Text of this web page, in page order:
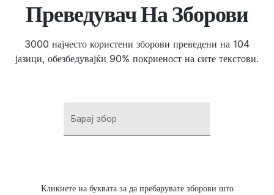
Преведувач На Зборови
3000 најчесто користени зборови преведени на 104
јазици, обезбедувајќи 90% покриеност на сите текстови.
Барај збор
Кликнете на буквата за да пребарувате зборови што